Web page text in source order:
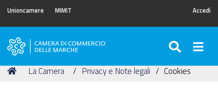
Unioncamere MIMIT Accedi
Camera
Commercio
Tu
Home
La Camera Privacy e Note legali Cookies